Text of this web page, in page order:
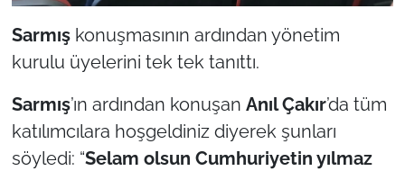
Sarmışkonuşmasının ardından yönetim
kurulu üyelerini tek tek tanıttı.
Sarmış’ın ardından konuşan Anıl Çakır’da tüm
katılımcılara hoşgeldiniz diyerek şunları
söyledi: “Selam olsun Cumhuriyetin yılmaz